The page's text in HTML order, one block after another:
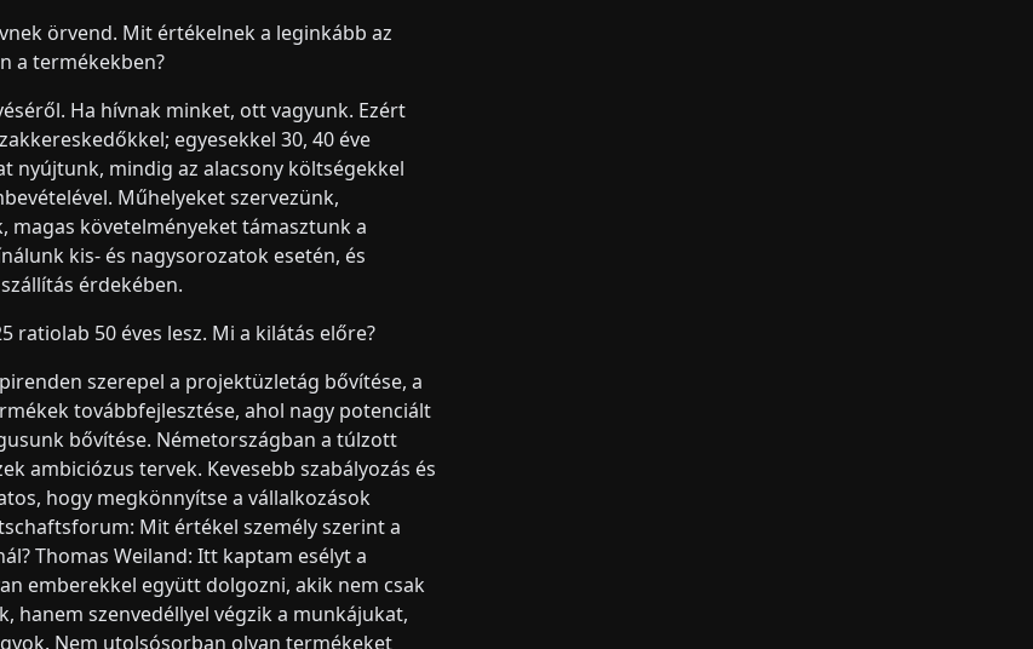
örvend. Mit értékelnek a leginkább az
a termékekben?
Ha hívnak minket, ott vagyunk. Ezért
egyesekkel 30, 40 éve
nyújtunk, mindig az alacsony költségekkel
Műhelyeket szervezünk,
követelményeket támasztunk a
kis- és nagysorozatok esetén, és
érdekében.
ratiolab 50 éves lesz. Mi a kilátás előre?
szerepel a projektüzletág bővítése, a
továbbfejlesztése, ahol nagy potenciált
bővítése. Németországban a túlzott
ambiciózus tervek. Kevesebb szabályozás és
hogy megkönnyítse a vállalkozások
Mit értékel személy szerint a
Thomas Weiland: Itt kaptam esélyt a
emberekkel együtt dolgozni, akik nem csak
hanem szenvedéllyel végzik a munkájukat,
Nem utolsósorban olyan termékeket